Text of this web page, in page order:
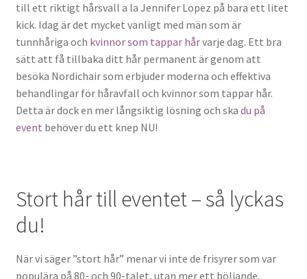
till ett riktigt hårsvall a la Jennifer Lopez på bara ett litet
kick. Idag är det mycket vanligt med män som är
tunnhåriga och kvinnor som tappar hårvarje dag. Ett bra
sätt att få tillbaka ditt hår permanent är genom att
besöka Nordichair som erbjuder moderna och effektiva
behandlingar för håravfall och kvinnor som tappar hår.
Detta är dock en mer långsiktig lösning och ska du på
event behöver du ett knep NU!
Stort hår till eventet – så lyckas
du!
När vi säger ”stort hår” menar vi inte de frisyrer som var
populära på 80- och 90-talet, utan mer ett böljande,